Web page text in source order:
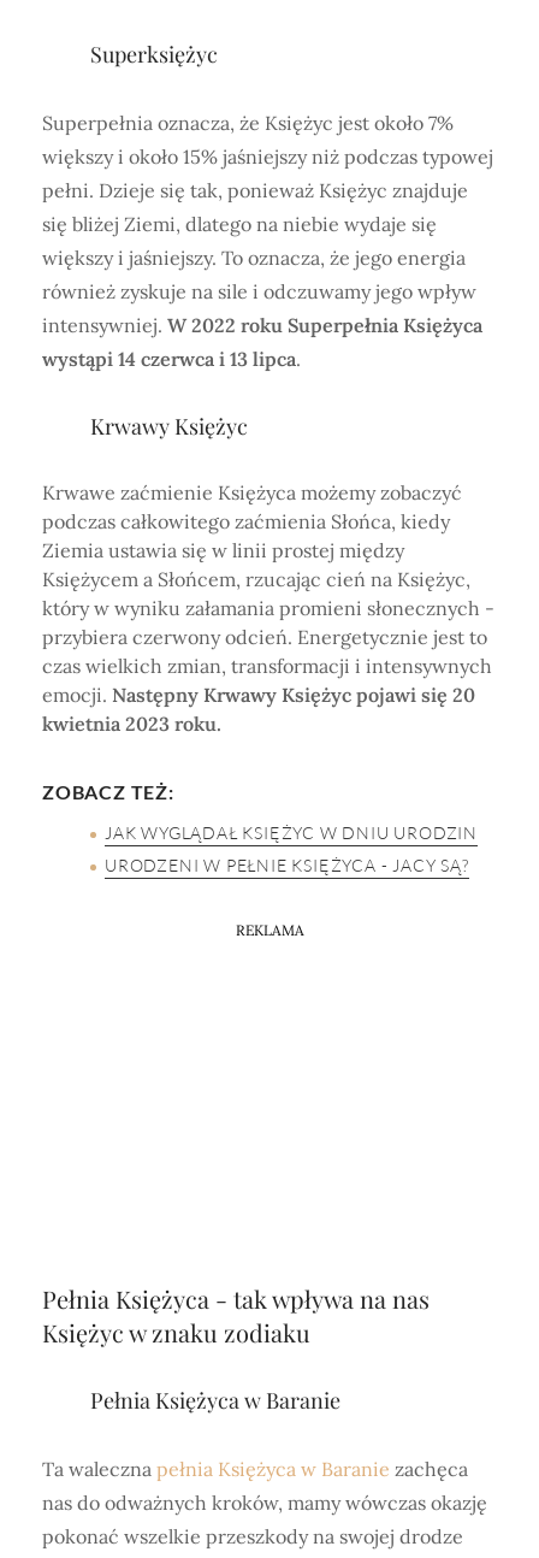
Superksiężyc
Superpełnia oznacza, że Księżyc jest około 7%
większy i około 15% jaśniejszy niż podczas typowej
pełni. Dzieje się tak, ponieważ Księżyc znajduje
się bliżej Ziemi, dlatego na niebie wydaje się
większy i jaśniejszy. To oznacza, że jego energia
również zyskuje na sile i odczuwamy jego wpływ
intensywniej. W 2022 roku Superpełnia Księżyca
wystąpi 14 czerwca i 13 lipca.
Krwawy Księżyc
Krwawe zaćmienie Księżyca możemy zobaczyć
podczas całkowitego zaćmienia Słońca, kiedy
Ziemia ustawia się w linii prostej między
Księżycem a Słońcem, rzucając cień na Księżyc,
który w wyniku załamania promieni słonecznych -
przybiera czerwony odcień. Energetycznie jest to
czas wielkich zmian, transformacji i intensywnych
emocji. Następny Krwawy Księżyc pojawi się 20
kwietnia 2023 roku.
ZOBACZ TEŻ:
JAK WYGLĄDAŁ KSIĘŻYC W DNIU URODZIN
URODZENI W PEŁNIE KSIĘŻYCA - JACY SĄ?
REKLAMA
Pełnia Księżyca - tak wpływa na nas
Księżyc w znaku zodiaku
Pełnia Księżyca w Baranie
Ta waleczna pełnia Księżyca w Baranie zachęca
nas do odważnych kroków, mamy wówczas okazję
pokonać wszelkie przeszkody na swojej drodze